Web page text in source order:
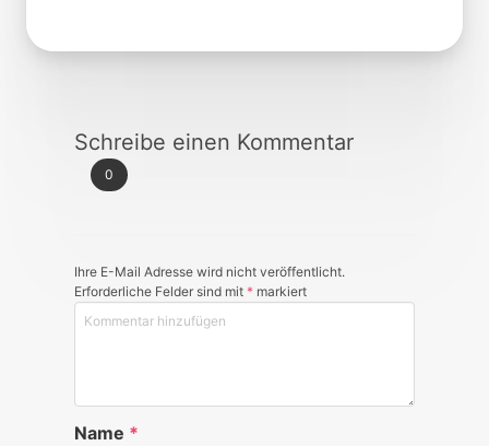
Schreibe einen Kommentar
0
Ihre E-Mail Adresse wird nicht veröffentlicht.
Erforderliche Felder sind mit * markiert
Name *